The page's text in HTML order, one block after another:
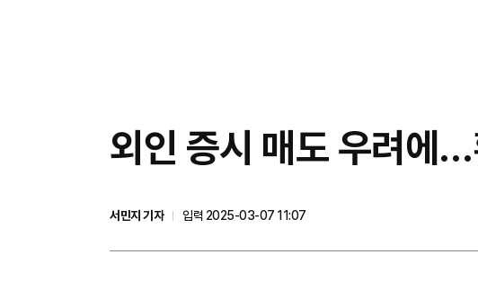
외인 증시 매도 우려에
서민지 기자
입력 2025-03-07 11:07